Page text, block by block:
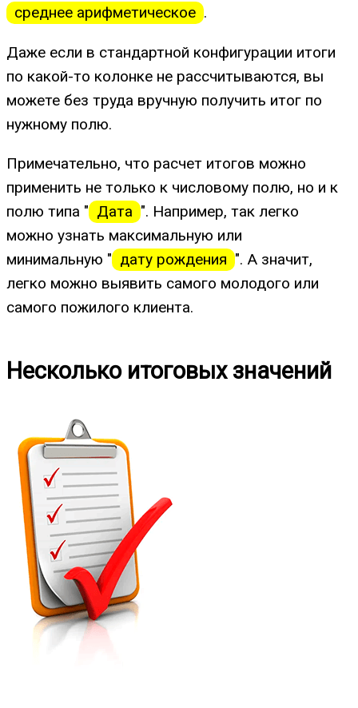
среднее арифметическое .
Даже если в стандартной конфигурации итоги
по какой-то колонке не рассчитываются, вы
можете без труда вручную получить итог по
нужному полю.
Примечательно, что расчет итогов можно
применить не только к числовому полю, но и к
полю типа " Дата ". Например, так легко
можно узнать максимальную или
минимальную " дату рождения ". А значит,
легко можно выявить самого молодого или
самого пожилого клиента.
Несколько итоговых значений